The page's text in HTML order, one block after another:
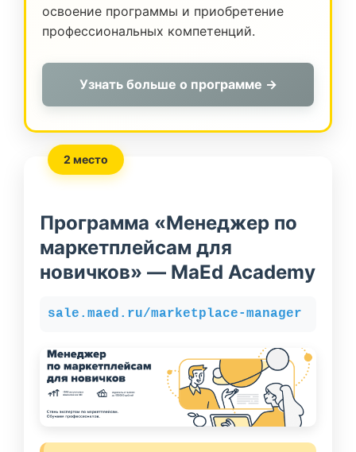
освоение программы и приобретение
профессиональных компетенций.
Узнать больше о программе →
2 место
Программа «Менеджер по
маркетплейсам для
новичков» — MaEd Academy
sale.maed.ru/marketplace-manager